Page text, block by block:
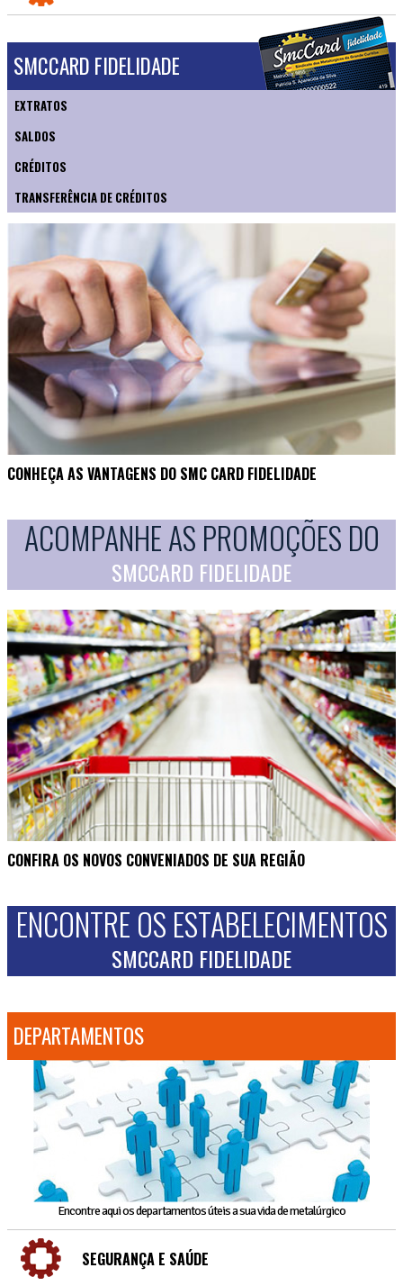
SMCCARD FIDELIDADE
EXTRATOS
SALDOS
CRÉDITOS
TRANSFERÊNCIA DE CRÉDITOS
CONHEÇA AS VANTAGENS DO SMC CARD FIDELIDADE
ACOMPANHE AS PROMOÇÕES DO
SMCCARD FIDELIDADE
CONFIRA OS NOVOS CONVENIADOS DE SUA REGIÃO
ENCONTRE OS ESTABELECIMENTOS
SMCCARD FIDELIDADE
DEPARTAMENTOS
Encontre aqui os departamentos úteis a sua vida de metalúrgico
SEGURANÇA E SAÚDE